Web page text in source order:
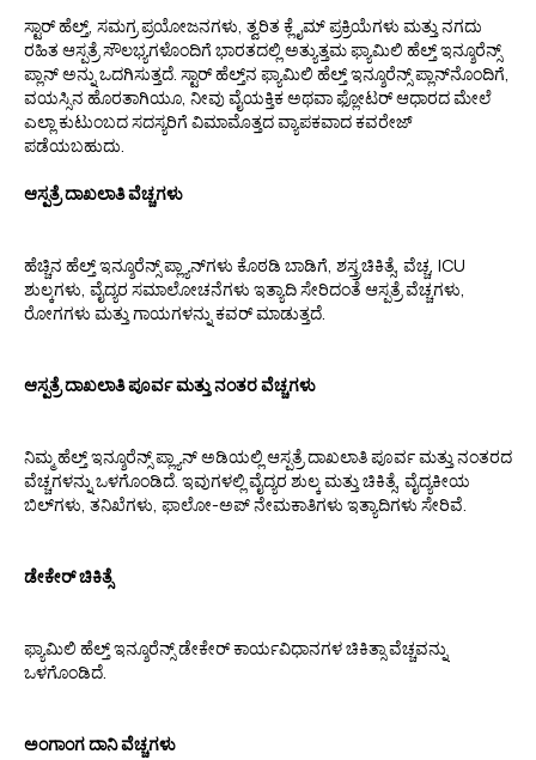
ಸ್ಟಾರ್ ಹೆಲ್ತ್‌, ಸಮಗ್ರ ಪ್ರಯೋಜನಗಳು, ತ್ವರಿತ ಕ್ಲೈಮ್ ಪ್ರಕ್ರಿಯೆಗಳು ಮತ್ತು ನಗದು
ರಹಿತ ಆಸ್ಪತ್ರೆ ಸೌಲಭ್ಯಗಳೊಂದಿಗೆ ಭಾರತದಲ್ಲಿ ಅತ್ಯುತ್ತಮ ಫ್ಯಾಮಿಲಿ ಹೆಲ್ತ್ ಇನ್ಶೂರೆನ್ಸ್
ಪ್ಲಾನ್ ಅನ್ನು ಒದಗಿಸುತ್ತದೆ. ಸ್ಟಾರ್ ಹೆಲ್ತ್‌ನ ಫ್ಯಾಮಿಲಿ ಹೆಲ್ತ್ ಇನ್ಶೂರೆನ್ಸ್ ಪ್ಲಾನ್‌ನೊಂದಿಗೆ,
ವಯಸ್ಸಿನ ಹೊರತಾಗಿಯೂ, ನೀವು ವೈಯಕ್ತಿಕ ಅಥವಾ ಫ್ಲೋಟರ್ ಆಧಾರದ ಮೇಲೆ
ಎಲ್ಲಾ ಕುಟುಂಬದ ಸದಸ್ಯರಿಗೆ ವಿಮಾಮೊತ್ತದ ವ್ಯಾಪಕವಾದ ಕವರೇಜ್
ಪಡೆಯಬಹುದು.
ಆಸ್ಪತ್ರೆ ದಾಖಲಾತಿ ವೆಚ್ಚಗಳು
ಹೆಚ್ಚಿನ ಹೆಲ್ತ್ ಇನ್ಶೂರೆನ್ಸ್ ಪ್ಲ್ಯಾನ್‌ಗಳು ಕೊಠಡಿ ಬಾಡಿಗೆ, ಶಸ್ತ್ರಚಿಕಿತ್ಸೆ, ವೆಚ್ಚ, ICU
ಶುಲ್ಕಗಳು, ವೈದ್ಯರ ಸಮಾಲೋಚನೆಗಳು ಇತ್ಯಾದಿ ಸೇರಿದಂತೆ ಆಸ್ಪತ್ರೆ ವೆಚ್ಚಗಳು,
ರೋಗಗಳು ಮತ್ತು ಗಾಯಗಳನ್ನು ಕವರ್ ಮಾಡುತ್ತದೆ.
ಆಸ್ಪತ್ರೆ ದಾಖಲಾತಿ ಪೂರ್ವ ಮತ್ತು ನಂತರ ವೆಚ್ಚಗಳು
ನಿಮ್ಮ ಹೆಲ್ತ್ ಇನ್ಶೂರೆನ್ಸ್ ಪ್ಲ್ಯಾನ್‌ ಅಡಿಯಲ್ಲಿ ಆಸ್ಪತ್ರೆ ದಾಖಲಾತಿ ಪೂರ್ವ ಮತ್ತು ನಂತರದ
ವೆಚ್ಚಗಳನ್ನು ಒಳಗೊಂಡಿದೆ. ಇವುಗಳಲ್ಲಿ ವೈದ್ಯರ ಶುಲ್ಕ ಮತ್ತು ಚಿಕಿತ್ಸೆ, ವೈದ್ಯಕೀಯ
ಬಿಲ್‌ಗಳು, ತನಿಖೆಗಳು, ಫಾಲೋ-ಅಪ್ ನೇಮಕಾತಿಗಳು ಇತ್ಯಾದಿಗಳು ಸೇರಿವೆ.
ಡೇಕೇರ್ ಚಿಕಿತ್ಸೆ
ಫ್ಯಾಮಿಲಿ ಹೆಲ್ತ್ ಇನ್ಶೂರೆನ್ಸ್ ಡೇಕೇರ್ ಕಾರ್ಯವಿಧಾನಗಳ ಚಿಕಿತ್ಸಾ ವೆಚ್ಚವನ್ನು
ಒಳಗೊಂಡಿದೆ.
ಅಂಗಾಂಗ ದಾನಿ ವೆಚ್ಚಗಳು